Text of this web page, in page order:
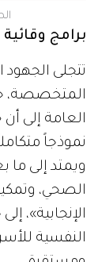
برامج
تتجلى الجهود
المتخصصة،
العامة إلى
نموذجاً
ويمتد إلى ما
الصحي،
الإنجابية»،
النفسية